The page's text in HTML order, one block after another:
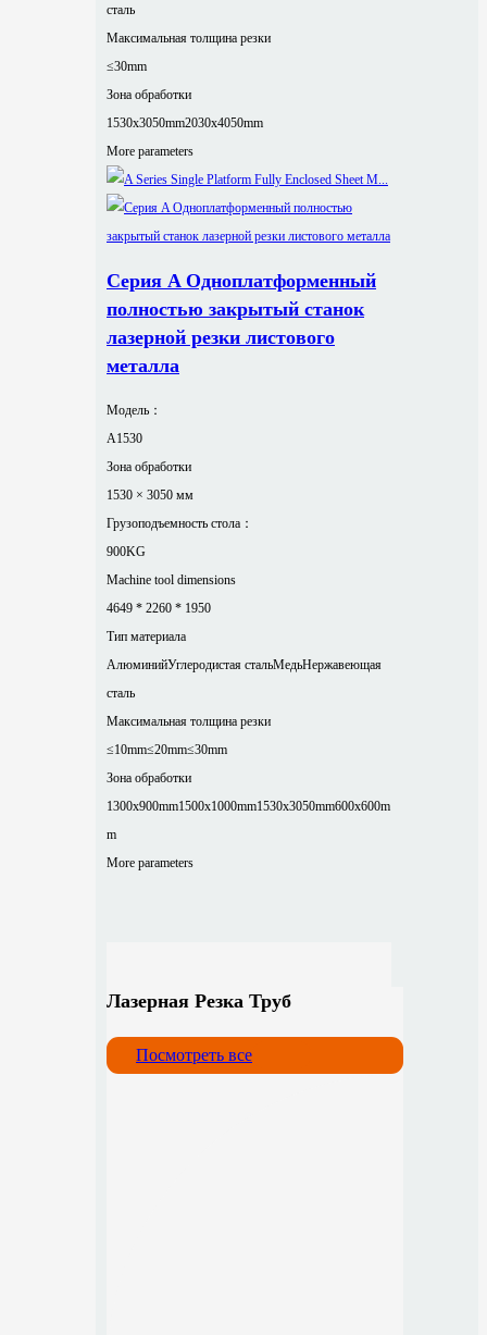
сталь
Максимальная толщина резки
≤30mm
Зона обработки
1530x3050mm2030x4050mm
More parameters
Серия A Одноплатформенный
полностью закрытый станок
лазерной резки листового
металла
Модель：
A1530
Зона обработки
1530 × 3050 мм
Грузоподъемность стола：
900KG
Machine tool dimensions
4649 * 2260 * 1950
Тип материала
АлюминийУглеродистая стальМедьНержавеющая
сталь
Максимальная толщина резки
≤10mm≤20mm≤30mm
Зона обработки
1300x900mm1500x1000mm1530x3050mm600x600m
m
More parameters
Лазерная Резка Труб
Посмотреть все